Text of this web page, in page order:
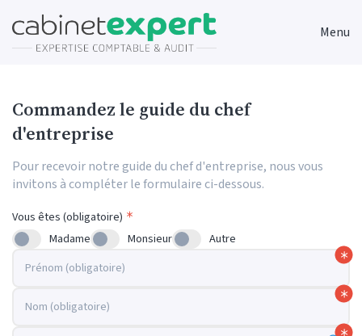
Menu
Commandez le guide du chef
d'entreprise
Pour recevoir notre guide du chef d'entreprise, nous vous
invitons à compléter le formulaire ci-dessous.
Madame Monsieur Autre
Vous êtes (obligatoire)
Prénom (obligatoire)
Nom (obligatoire)